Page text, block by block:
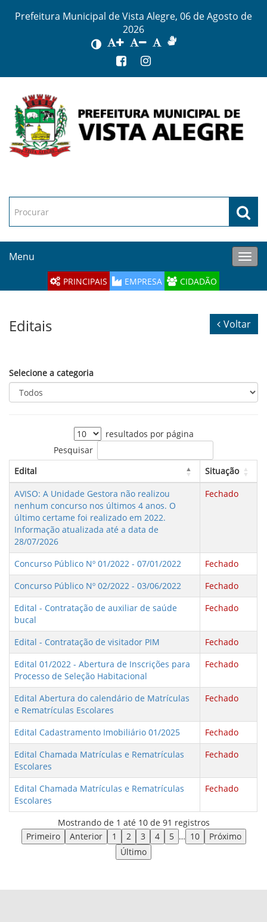
Prefeitura Municipal de Vista Alegre, 06 de Agosto de
2026
Menu
PRINCIPAIS EMPRESA CIDADÃO
Editais Voltar
Selecione a categoria
resultados por página
Pesquisar
Edital
Situação
AVISO: A Unidade Gestora não realizou
nenhum concurso nos últimos 4 anos. O
último certame foi realizado em 2022.
Informação atualizada até a data de
28/07/2026
Fechado
Concurso Público Nº 01/2022 - 07/01/2022
Fechado
Concurso Público Nº 02/2022 - 03/06/2022
Fechado
Edital - Contratação de auxiliar de saúde
bucal
Fechado
Edital - Contratação de visitador PIM
Fechado
Edital 01/2022 - Abertura de Inscrições para
Processo de Seleção Habitacional
Fechado
Edital Abertura do calendário de Matrículas
e Rematrículas Escolares
Fechado
Edital Cadastramento Imobiliário 01/2025
Fechado
Edital Chamada Matrículas e Rematrículas
Escolares
Fechado
Edital Chamada Matrículas e Rematrículas
Escolares
Fechado
Mostrando de 1 até 10 de 91 registros
Primeiro
Anterior 1 2 3 4 5 … 10
Próximo
Último